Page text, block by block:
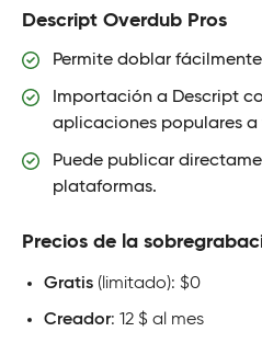
Descript Overdub Pros
Permite doblar fácilmente
Importación a Descript
aplicaciones populares
Puede publicar
plataformas.
Precios de la
Gratis (limitado): $0
Creador: 12 $ al mes